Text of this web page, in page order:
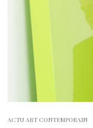
ACTU ART CONTEMPORAIN